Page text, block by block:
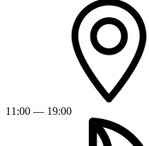
11:00 — 19:00